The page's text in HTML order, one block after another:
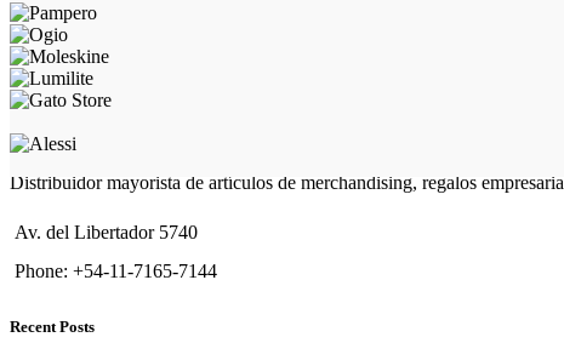
Distribuidor mayorista de artículos de merchandising, regalos
Av. del Libertador 5740
Phone: +54-11-7165-7144
Recent Posts